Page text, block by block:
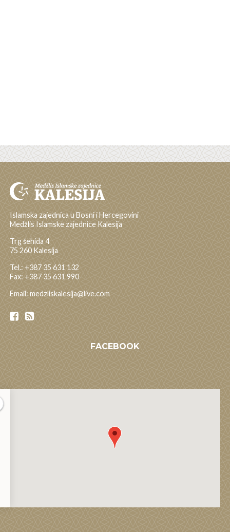
Islamska zajednica u Bosni i Hercegovini
Medžlis Islamske zajednice Kalesija
Trg šehida 4
75 260 Kalesija
Tel.: +387 35 631 132
Fax: +387 35 631 990
Email: medzliskalesija@live.com
FACEBOOK